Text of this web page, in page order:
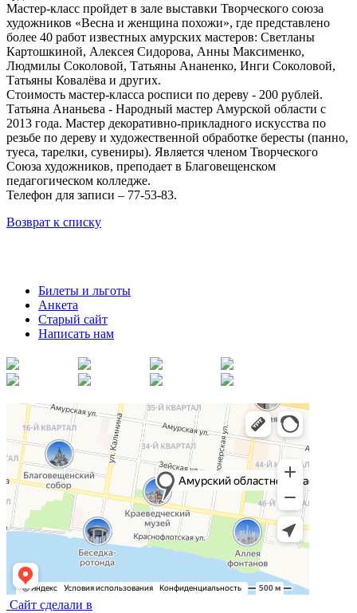
Мастер-класс пройдет в зале выставки Творческого союза
художников «Весна и женщина похожи», где представлено
более 40 работ известных амурских мастеров: Светланы
Картошкиной, Алексея Сидорова, Анны Максименко,
Людмилы Соколовой, Татьяны Ананенко, Инги Соколовой,
Татьяны Ковалёва и других.
Стоимость мастер-класса росписи по дереву - 200 рублей.
Татьяна Ананьева - Народный мастер Амурской области с
2013 года. Мастер декоративно-прикладного искусства по
резьбе по дереву и художественной обработке бересты (панно,
туеса, тарелки, сувениры). Является членом Творческого
Союза художников, преподает в Благовещенском
педагогическом колледже.
Телефон для записи – 77-53-83.
Возврат к списку
Билеты и льготы
Анкета
Старый сайт
Написать нам
Сайт сделали в